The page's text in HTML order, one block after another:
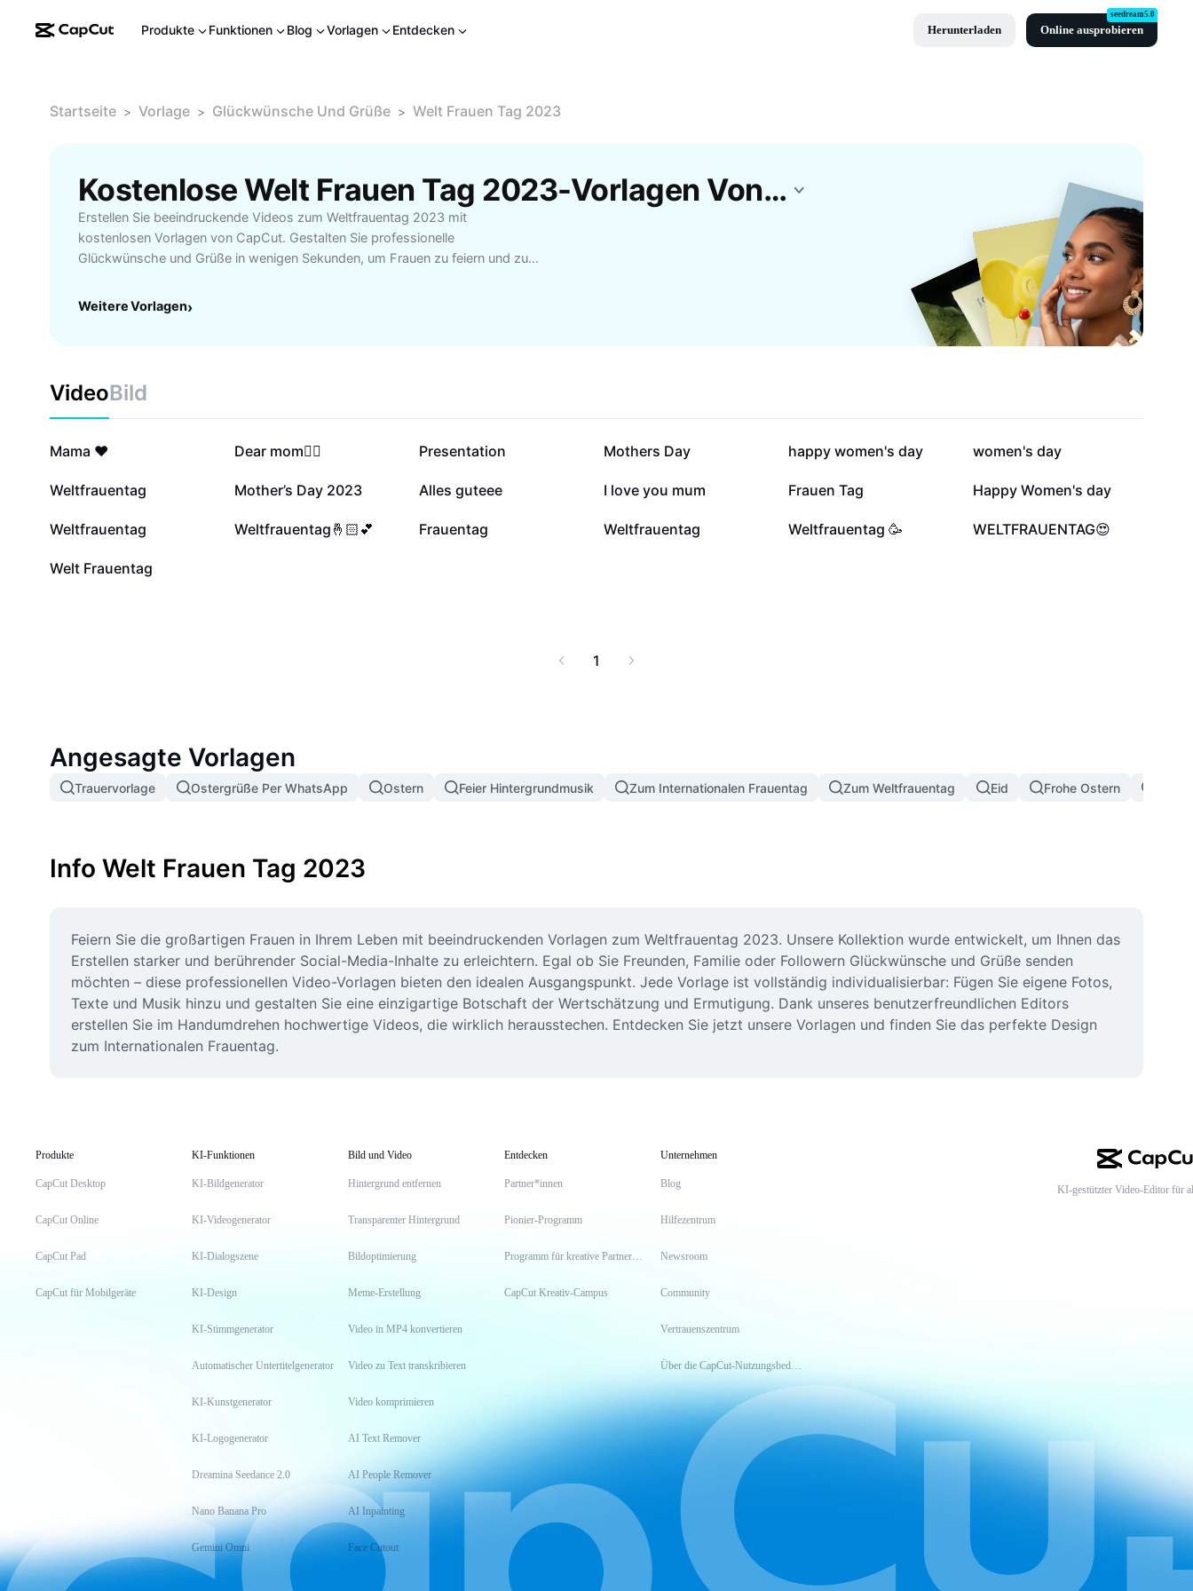
Produkte Funktionen Blog Vorlagen Entdecken Herunterladen Online ausprobieren
seedream5.0
Startseite > Vorlage > Glückwünsche Und Grüße > Welt Frauen Tag 2023
Kostenlose Welt Frauen Tag 2023-Vorlagen Von CapCut
Erstellen Sie beeindruckende Videos zum Weltfrauentag 2023 mit
kostenlosen Vorlagen von CapCut. Gestalten Sie professionelle
Glückwünsche und Grüße in wenigen Sekunden, um Frauen zu feiern und zu
Weitere Vorlagen›
VideoBild
1,1 Mio.
Mama ❤️ 617.627
Dear mom❤️‍🔥 351.160
Presentation 20.826
Mothers Day 14.765
happy women's day 8930
women's day
4801
Weltfrauentag 4264
Mother’s Day 2023 2531
Alles guteee 1644
I love you mum 817
Frauen Tag 449
Happy Women's day
249
Weltfrauentag 87
Weltfrauentag🤞🏻💕 26
Frauentag 10
Weltfrauentag 2
Weltfrauentag 🥳 0
WELTFRAUENTAG😍
0
Welt Frauentag
1
Angesagte Vorlagen
Trauervorlage Ostergrüße Per WhatsApp Ostern Feier Hintergrundmusik Zum Internationalen Frauentag Zum Weltfrauentag Eid Frohe Ostern
Info Welt Frauen Tag 2023
Feiern Sie die großartigen Frauen in Ihrem Leben mit beeindruckenden Vorlagen zum Weltfrauentag 2023. Unsere Kollektion wurde entwickelt, um Ihnen das
Erstellen starker und berührender Social-Media-Inhalte zu erleichtern. Egal ob Sie Freunden, Familie oder Followern Glückwünsche und Grüße senden
möchten – diese professionellen Video-Vorlagen bieten den idealen Ausgangspunkt. Jede Vorlage ist vollständig individualisierbar: Fügen Sie eigene Fotos,
Texte und Musik hinzu und gestalten Sie eine einzigartige Botschaft der Wertschätzung und Ermutigung. Dank unseres benutzerfreundlichen Editors
erstellen Sie im Handumdrehen hochwertige Videos, die wirklich herausstechen. Entdecken Sie jetzt unsere Vorlagen und finden Sie das perfekte Design
zum Internationalen Frauentag.
Produkte
CapCut Desktop
CapCut Online
CapCut Pad
CapCut für Mobilgeräte
KI-Funktionen
KI-Bildgenerator
KI-Videogenerator
KI-Dialogszene
KI-Design
KI-Stimmgenerator
Automatischer Untertitelgenerator
KI-Kunstgenerator
KI-Logogenerator
Dreamina Seedance 2.0
Nano Banana Pro
Gemini Omni
Bild und Video
Hintergrund entfernen
Transparenter Hintergrund
Bildoptimierung
Meme-Erstellung
Video in MP4 konvertieren
Video zu Text transkribieren
Video komprimieren
AI Text Remover
AI People Remover
AI Inpainting
Face Cutout
Entdecken
Partner*innen
Pionier-Programm
Programm für kreative Partner*innen
CapCut Kreativ-Campus
Unternehmen
Blog
Hilfezentrum
Newsroom
Community
Vertrauenszentrum
Über die CapCut-Nutzungsbedingungen
KI-gestützter Video-Editor für